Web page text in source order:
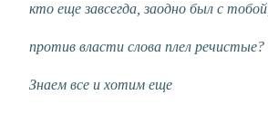
кто еще завсегда, заодно был с тобой,
против власти слова плел речистые?
Знаем все и хотим еще